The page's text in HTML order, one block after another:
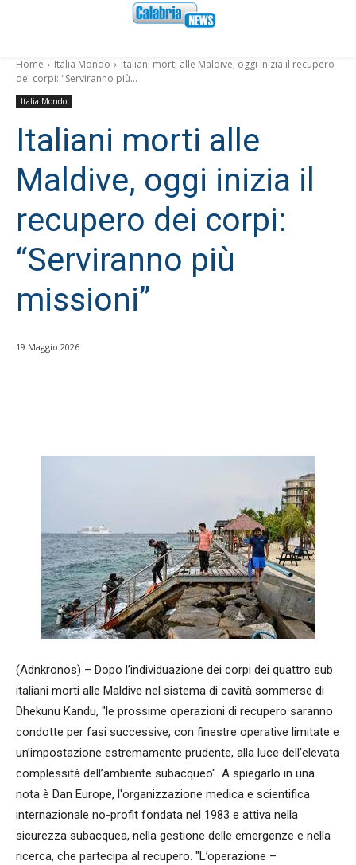
Home Italia Mondo
Italiani morti alle Maldive, oggi inizia il recupero
dei corpi: "Serviranno più...
Italia Mondo
Italiani morti alle
Maldive, oggi inizia il
recupero dei corpi:
“Serviranno più
missioni”
19 Maggio 2026
(Adnkronos) – Dopo l’individuazione dei corpi dei quattro sub
italiani morti alle Maldive nel sistema di cavità sommerse di
Dhekunu Kandu, "le prossime operazioni di recupero saranno
condotte per fasi successive, con finestre operative limitate e
un’impostazione estremamente prudente, alla luce dell’elevata
complessità dell’ambiente subacqueo". A spiegarlo in una
nota è Dan Europe, l'organizzazione medica e scientifica
internazionale no-profit fondata nel 1983 e attiva nella
sicurezza subacquea, nella gestione delle emergenze e nella
ricerca, che partecipa al recupero. "L’operazione –